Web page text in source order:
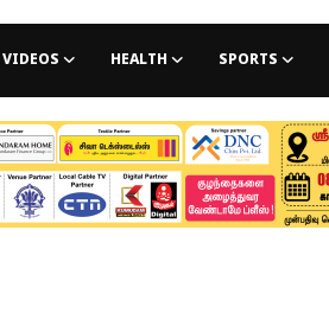
VIDEOS HEALTH SPORTS